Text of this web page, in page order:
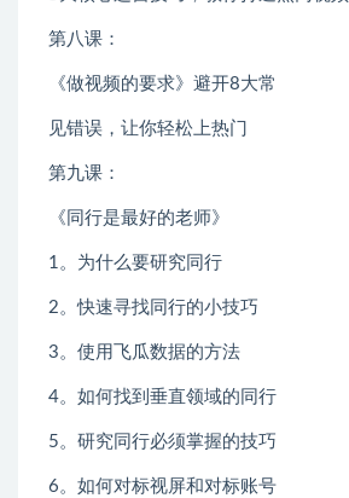
第八课：
《做视频的要求》避开8大常
见错误，让你轻松上热门
第九课：
《同行是最好的老师》
1。为什么要研究同行
2。快速寻找同行的小技巧
3。使用飞瓜数据的方法
4。如何找到垂直领域的同行
5。研究同行必须掌握的技巧
6。如何对标视屏和对标账号